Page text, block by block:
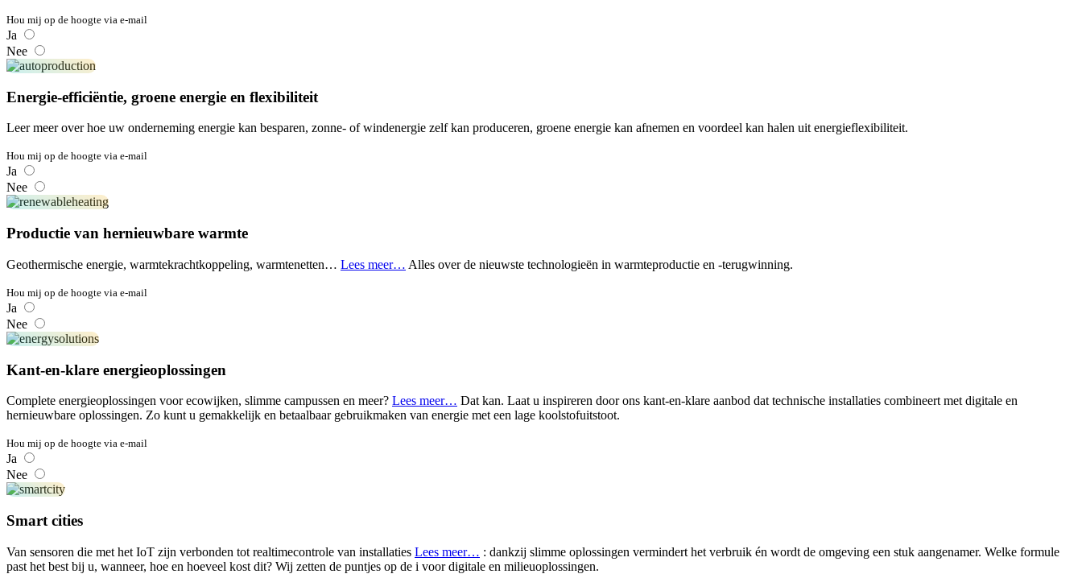
Hou mij op de hoogte via e-mail
Ja
Nee
Energie-efficiëntie, groene energie en flexibiliteit
Leer meer over hoe uw onderneming energie kan besparen, zonne- of windenergie zelf kan produceren, groene energie kan afnemen en voordeel kan halen uit energieflexibiliteit.
Hou mij op de hoogte via e-mail
Ja
Nee
Productie van hernieuwbare warmte
Geothermische energie, warmtekrachtkoppeling, warmtenetten… Lees meer… Alles over de nieuwste technologieën in warmteproductie en -terugwinning.
Hou mij op de hoogte via e-mail
Ja
Nee
Kant-en-klare energieoplossingen
Complete energieoplossingen voor ecowijken, slimme campussen en meer? Lees meer… Dat kan. Laat u inspireren door ons kant-en-klare aanbod dat technische installaties combineert met digitale en
hernieuwbare oplossingen. Zo kunt u gemakkelijk en betaalbaar gebruikmaken van energie met een lage koolstofuitstoot.
Hou mij op de hoogte via e-mail
Ja
Nee
Smart cities
Van sensoren die met het IoT zijn verbonden tot realtimecontrole van installaties Lees meer… : dankzij slimme oplossingen vermindert het verbruik én wordt de omgeving een stuk aangenamer. Welke formule
past het best bij u, wanneer, hoe en hoeveel kost dit? Wij zetten de puntjes op de i voor digitale en milieuoplossingen.